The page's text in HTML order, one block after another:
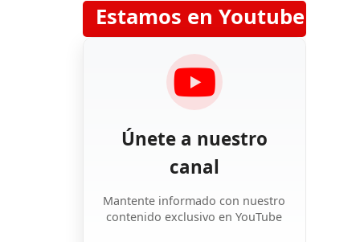
Estamos en Youtube
Únete a nuestro
canal
Mantente informado con nuestro
contenido exclusivo en YouTube